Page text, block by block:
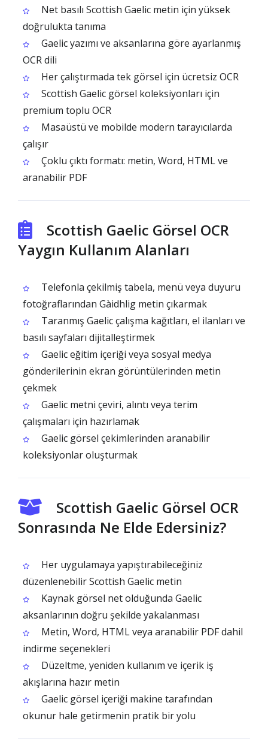
Net basılı Scottish Gaelic metin için yüksek
doğrulukta tanıma
Gaelic yazımı ve aksanlarına göre ayarlanmış
OCR dili
Her çalıştırmada tek görsel için ücretsiz OCR
Scottish Gaelic görsel koleksiyonları için
premium toplu OCR
Masaüstü ve mobilde modern tarayıcılarda
çalışır
Çoklu çıktı formatı: metin, Word, HTML ve
aranabilir PDF
Scottish Gaelic Görsel OCR
Yaygın Kullanım Alanları
Telefonla çekilmiş tabela, menü veya duyuru
fotoğraflarından Gàidhlig metin çıkarmak
Taranmış Gaelic çalışma kağıtları, el ilanları ve
basılı sayfaları dijitalleştirmek
Gaelic eğitim içeriği veya sosyal medya
gönderilerinin ekran görüntülerinden metin
çekmek
Gaelic metni çeviri, alıntı veya terim
çalışmaları için hazırlamak
Gaelic görsel çekimlerinden aranabilir
koleksiyonlar oluşturmak
Scottish Gaelic Görsel OCR
Sonrasında Ne Elde Edersiniz?
Her uygulamaya yapıştırabileceğiniz
düzenlenebilir Scottish Gaelic metin
Kaynak görsel net olduğunda Gaelic
aksanlarının doğru şekilde yakalanması
Metin, Word, HTML veya aranabilir PDF dahil
indirme seçenekleri
Düzeltme, yeniden kullanım ve içerik iş
akışlarına hazır metin
Gaelic görsel içeriği makine tarafından
okunur hale getirmenin pratik bir yolu